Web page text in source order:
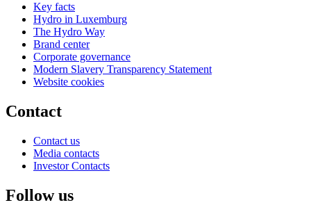
Key facts
Hydro in Luxemburg
The Hydro Way
Brand center
Corporate governance
Modern Slavery Transparency Statement
Website cookies
Contact
Contact us
Media contacts
Investor Contacts
Follow us